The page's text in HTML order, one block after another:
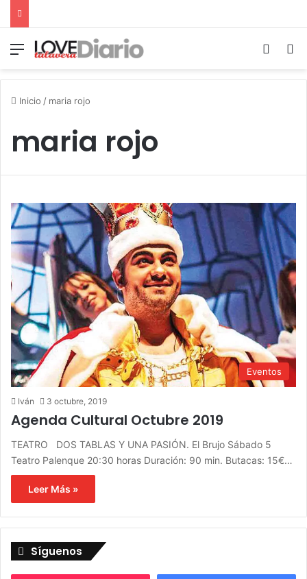
Menú
Inicio / maria rojo
maria rojo
Eventos
Iván 3 octubre, 2019
Agenda Cultural Octubre 2019
TEATRO DOS TABLAS Y UNA PASIÓN. El Brujo Sábado 5
Teatro Palenque 20:30 horas Duración: 90 min. Butacas: 15€…
Leer Más »
Síguenos